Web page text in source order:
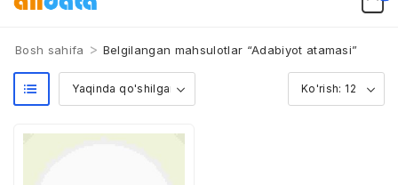
Bosh sahifa > Belgilangan mahsulotlar “Adabiyot atamasi”